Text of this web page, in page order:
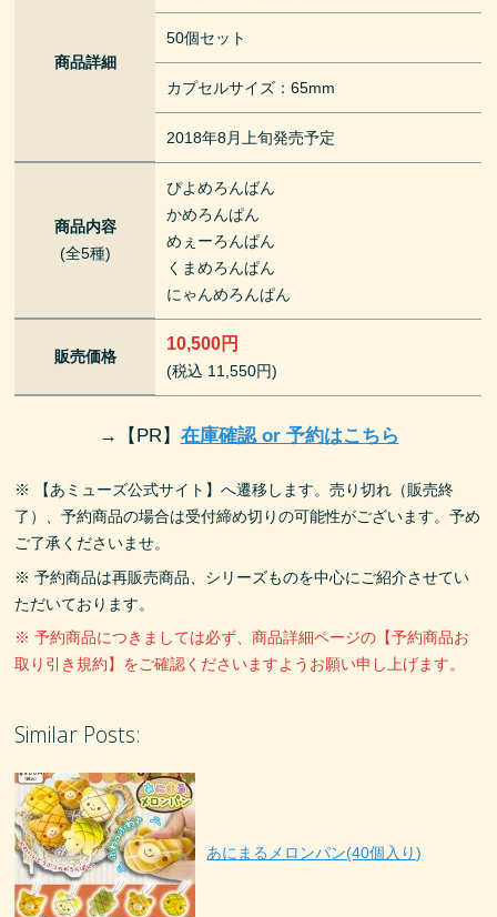
商品詳細
50個セット
カプセルサイズ：65mm
2018年8月上旬発売予定
商品内容
(全5種)
ぴよめろんばん
かめろんぱん
めぇーろんぱん
くまめろんぱん
にゃんめろんぱん
販売価格
10,500円
(税込 11,550円)
→ 【PR】 在庫確認 or 予約はこちら
※ 【あミューズ公式サイト】へ遷移します。売り切れ（販売終
了）、予約商品の場合は受付締め切りの可能性がございます。予め
ご了承くださいませ。
※ 予約商品は再販売商品、シリーズものを中心にご紹介させてい
ただいております。
※ 予約商品につきましては必ず、商品詳細ページの【予約商品お
取り引き規約】をご確認くださいますようお願い申し上げます。
Similar Posts:
あにまるメロンパン(40個入り)